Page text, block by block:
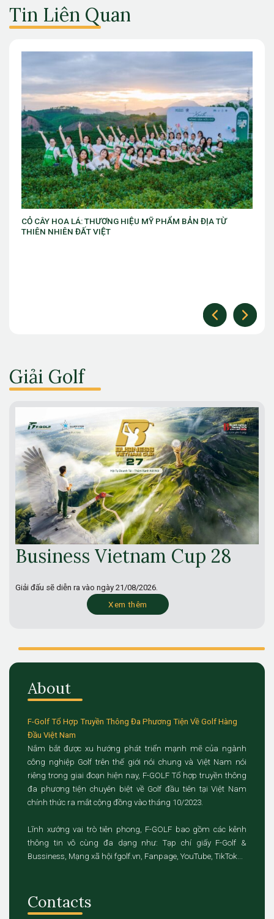
Tin Liên Quan
VIB ra mắt chương trình “VIB Swing – Mở khóa đặc quyền,
làm chủ thời cuộc” với ưu đãi Golf lên đến 10 triệu đồng
Giải Golf
Business Vietnam Cup 28
Giải đấu sẽ diễn ra vào ngày 21/08/2026.
Xem thêm
About
F-Golf Tổ Hợp Truyền Thông Đa Phương Tiện Về Golf Hàng
Đầu Việt Nam
Nắm bắt được xu hướng phát triển mạnh mẽ của ngành
công nghiệp Golf trên thế giới nói chung và Việt Nam nói
riêng trong giai đoạn hiện nay, F-GOLF Tổ hợp truyền thông
đa phương tiện chuyên biệt về Golf đầu tiên tại Việt Nam
chính thức ra mắt cộng đồng vào tháng 10/2023.
Lĩnh xướng vai trò tiên phong, F-GOLF bao gồm các kênh
thông tin vô cùng đa dạng như: Tạp chí giấy F-Golf &
Bussiness, Mạng xã hội fgolf.vn, Fanpage, YouTube, TikTok...
Contacts